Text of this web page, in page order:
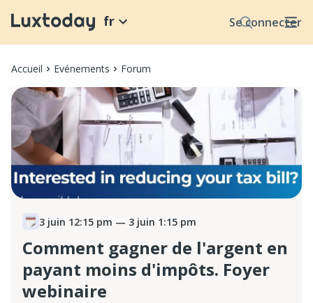
Se connecter
fr
Accueil Evénements Forum
3 juin 12:15 pm — 3 juin 1:15 pm
Comment gagner de l'argent en
payant moins d'impôts. Foyer
webinaire